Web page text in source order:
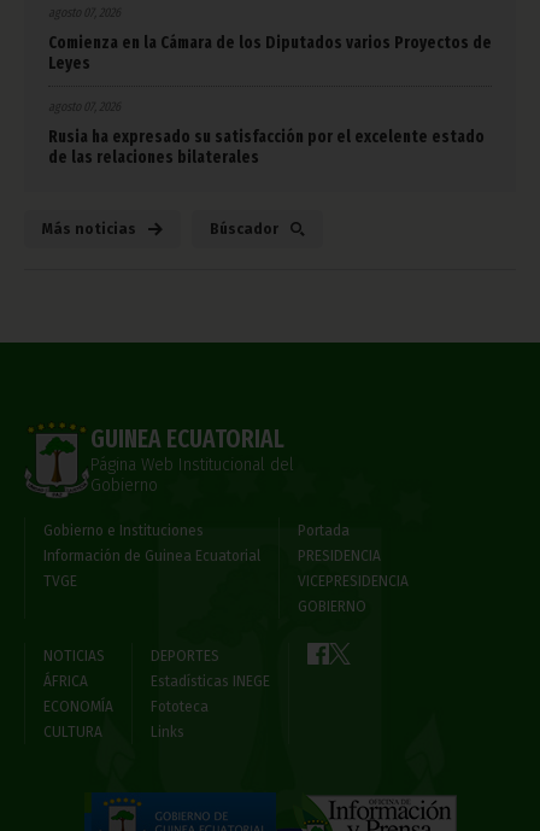
agosto 07, 2026
Comienza en la Cámara de los Diputados varios Proyectos de
Leyes
agosto 07, 2026
Rusia ha expresado su satisfacción por el excelente estado
de las relaciones bilaterales
Más noticias Búscador
GUINEA ECUATORIAL
Página Web Institucional del
Gobierno
Gobierno e Instituciones
Información de Guinea Ecuatorial
TVGE
Portada
PRESIDENCIA
VICEPRESIDENCIA
GOBIERNO
NOTICIAS
ÁFRICA
ECONOMÍA
CULTURA
DEPORTES
Estadísticas INEGE
Fototeca
Links